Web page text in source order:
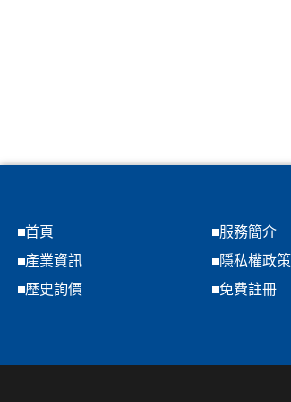
首頁
服務簡介
產業資訊
隱私權政策
歷史詢價
免費註冊